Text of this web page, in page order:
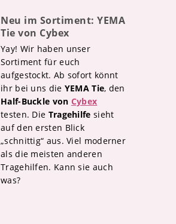
Neu im Sortiment: YEMA
Tie von Cybex
Yay! Wir haben unser
Sortiment für euch
aufgestockt. Ab sofort könnt
ihr bei uns die YEMA Tie, den
Half-Buckle von Cybex
testen. Die Tragehilfe sieht
auf den ersten Blick
„schnittig“ aus. Viel moderner
als die meisten anderen
Tragehilfen. Kann sie auch
was?